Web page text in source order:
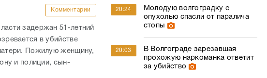
Комментарии
задержан 51-летний
в убийстве
Пожилую женщину,
и полиции, сын-
20:24
Молодую волгоградку с
опухолью спасли от паралича
стопы
20:03
В Волгограде зарезавшая
прохожую наркоманка ответит
за убийство